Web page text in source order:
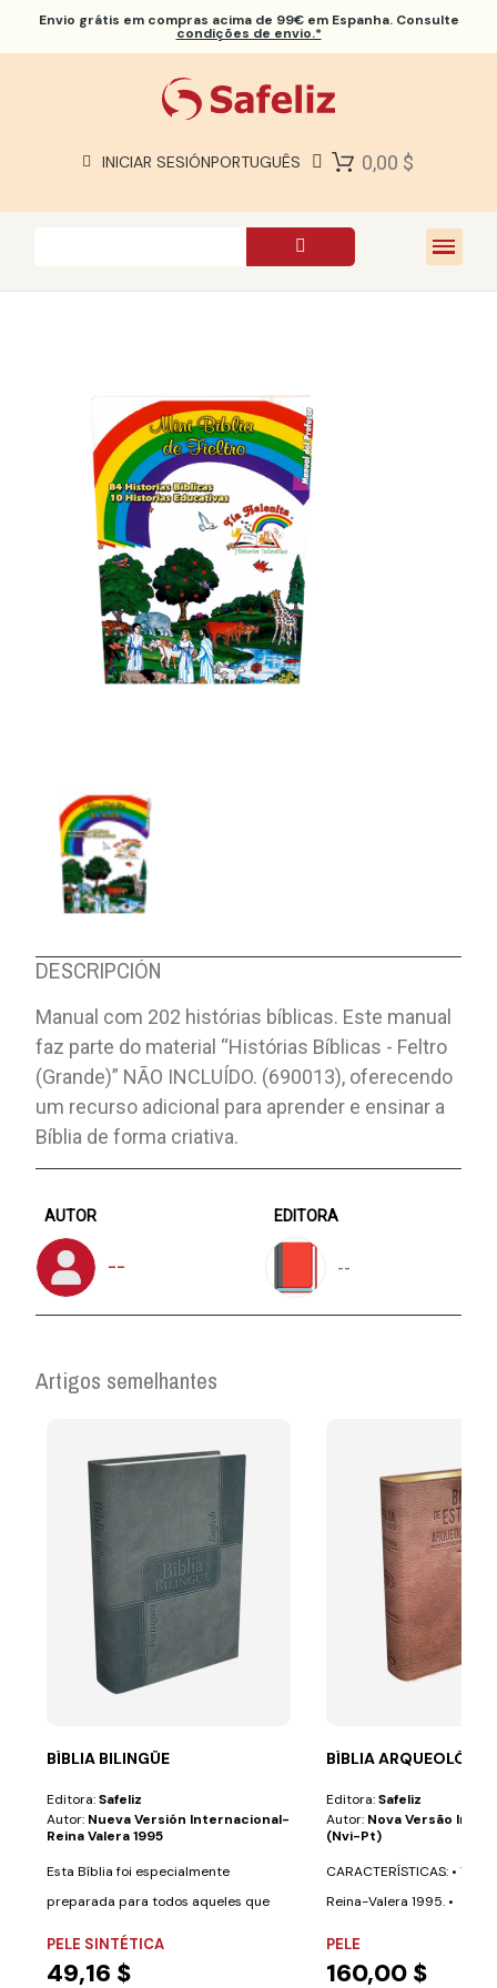
Envio grátis em compras acima de 99€ em Espanha. Consulte
condições de envio.*
INICIAR SESIÓNPORTUGUÊS 0,00 $
SOBRE NÓS
DESCRIPCIÓN
Manual com 202 histórias bíblicas. Este manual
faz parte do material “Histórias Bíblicas - Feltro
(Grande)” NÃO INCLUÍDO. (690013), oferecendo
um recurso adicional para aprender e ensinar a
Bíblia de forma criativa.
AUTOR
--
EDITORA
--
Artigos semelhantes
BÍBLIA BILINGÜE
Editora:Safeliz
Autor: Nueva Versión Internacional-
Reina Valera 1995
Esta Bíblia foi especialmente
preparada para todos aqueles que
desejam aprender...
PELE SINTÉTICA
49,16 $
BÍBLIA
Editora:Safeliz
Autor: Nova Versão
(nvi-Pt)
CARACTERÍSTICAS: •
Reina-Valera 1995. •
PELE
160,00 $